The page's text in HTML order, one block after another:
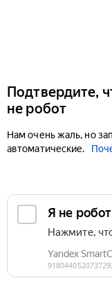
Подтвердите,
не робот
Нам очень жаль, но
автоматические.